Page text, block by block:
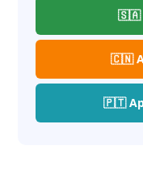
🇸🇦
🇨🇳
🇵🇹